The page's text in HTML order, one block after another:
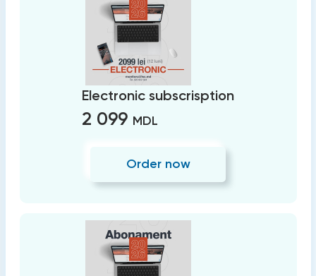
Electronic subscrisption
2 099 MDL
Order now